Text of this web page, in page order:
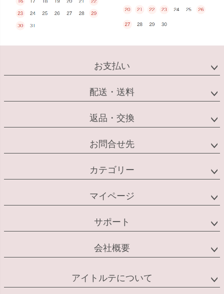
お支払い
配送・送料
返品・交換
お問合せ先
カテゴリー
マイページ
サポート
会社概要
アイトルテについて